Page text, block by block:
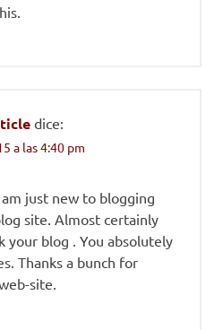
dice:
a las 4:40 pm
just new to blogging
site. Almost certainly
your blog . You absolutely
Thanks a bunch for
site.